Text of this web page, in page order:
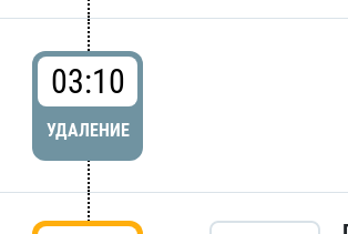
03:10
УДАЛЕНИЕ